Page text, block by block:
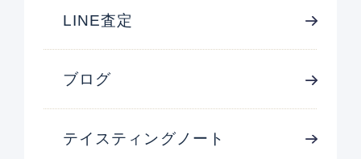
LINE査定
ブログ
テイスティングノート